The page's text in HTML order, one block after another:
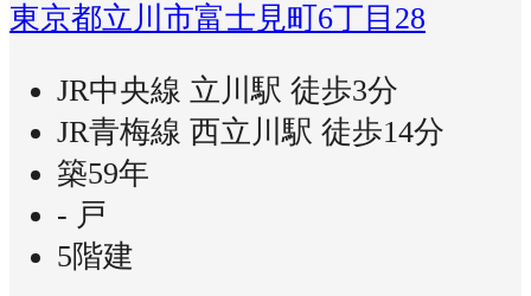
東京都立川市富士見町6丁目28
JR中央線 立川駅 徒歩3分
JR青梅線 西立川駅 徒歩14分
築59年
- 戸
5階建